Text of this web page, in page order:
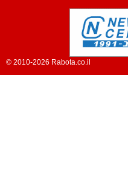
© 2010-2026 Rabota.co.il